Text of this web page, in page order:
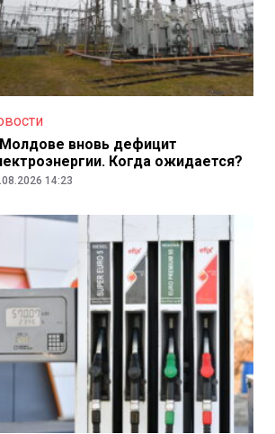
вновь дефицит
Когда ожидается?
14:23